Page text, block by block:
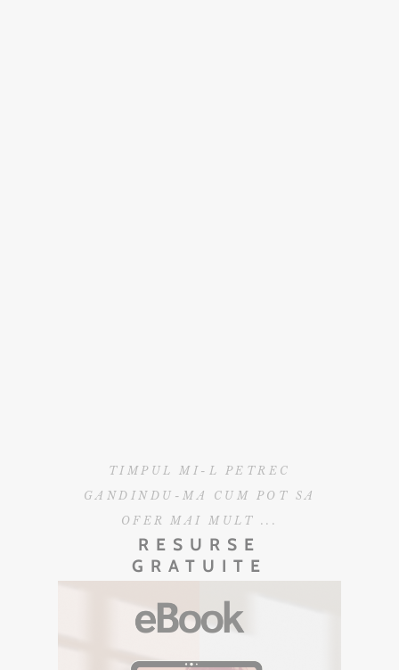
TIMPUL MI-L PETREC
GANDINDU-MA CUM POT SA
OFER MAI MULT ...
RESURSE
GRATUITE